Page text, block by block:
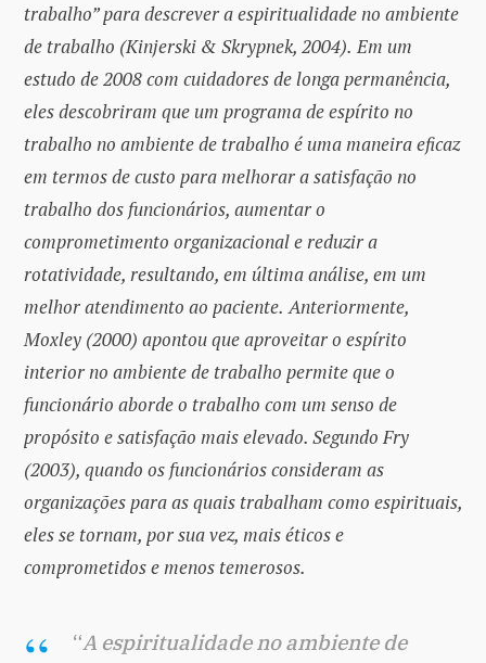
trabalho” para descrever a espiritualidade no ambiente
de trabalho (Kinjerski & Skrypnek, 2004). Em um
estudo de 2008 com cuidadores de longa permanência,
eles descobriram que um programa de espírito no
trabalho no ambiente de trabalho é uma maneira eficaz
em termos de custo para melhorar a satisfação no
trabalho dos funcionários, aumentar o
comprometimento organizacional e reduzir a
rotatividade, resultando, em última análise, em um
melhor atendimento ao paciente. Anteriormente,
Moxley (2000) apontou que aproveitar o espírito
interior no ambiente de trabalho permite que o
funcionário aborde o trabalho com um senso de
propósito e satisfação mais elevado. Segundo Fry
(2003), quando os funcionários consideram as
organizações para as quais trabalham como espirituais,
eles se tornam, por sua vez, mais éticos e
comprometidos e menos temerosos.
“A espiritualidade no ambiente de